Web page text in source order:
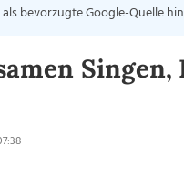
bevorzugte Google-Quelle
Singen,